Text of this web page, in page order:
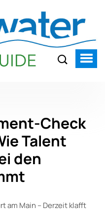
Check
Talent
den
am Main – Derzeit klafft